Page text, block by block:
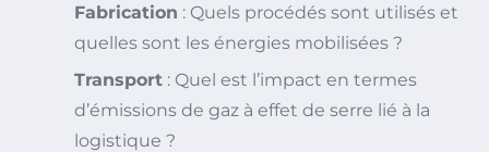
Fabrication : Quels procédés sont utilisés et
quelles sont les énergies mobilisées ?
Transport : Quel est l’impact en termes
d’émissions de gaz à effet de serre lié à la
logistique ?